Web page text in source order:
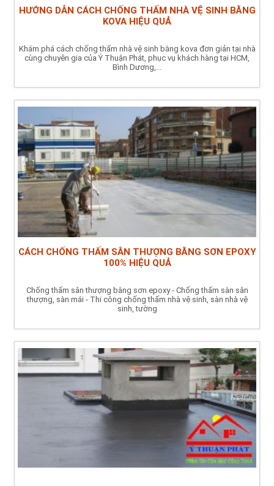
HƯỚNG DẪN CÁCH CHỐNG THẤM NHÀ VỆ SINH BẰNG
KOVA HIỆU QUẢ
Khám phá cách chống thấm nhà vệ sinh bằng kova đơn giản tại nhà
cùng chuyên gia của Ý Thuận Phát, phục vụ khách hàng tại HCM,
Bình Dương,...
CÁCH CHỐNG THẤM SÂN THƯỢNG BẰNG SƠN EPOXY
100% HIỆU QUẢ
Chống thấm sân thượng bằng sơn epoxy - Chống thấm sàn sân
thượng, sàn mái - Thi công chống thấm nhà vệ sinh, sàn nhà vệ
sinh, tường